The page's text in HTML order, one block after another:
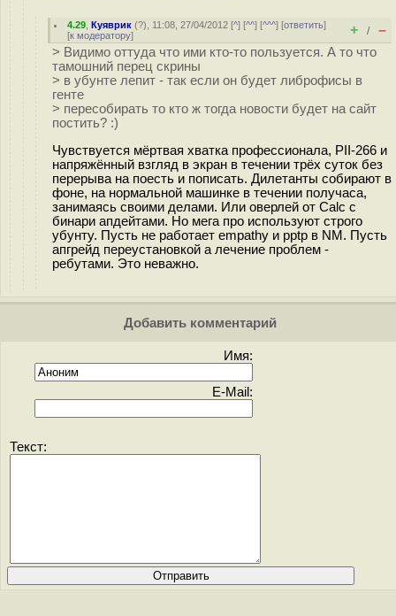
4.29 ,Куяврик (?), 11:08, 27/04/2012 [^] [^^] [^^^] [ответить]
[к модератору] + / –
> Видимо оттуда что ими кто-то пользуется. А то что
тамошний перец скрины
> в убунте лепит - так если он будет либрофисы в
генте
> пересобирать то кто ж тогда новости будет на сайт
постить? :)
Чувствуется мёртвая хватка профессионала, PII-266 и
напряжённый взгляд в экран в течении трёх суток без
перерыва на поесть и пописать. Дилетанты собирают в
фоне, на нормальной машинке в течении получаса,
занимаясь своими делами. Или оверлей от Calc с
бинари апдейтами. Но мега про используют строго
убунту. Пусть не работает empathy и pptp в NM. Пусть
апгрейд переустановкой а лечение проблем -
ребутами. Это неважно.
Добавить комментарий
Имя:
E-Mail:
Текст: